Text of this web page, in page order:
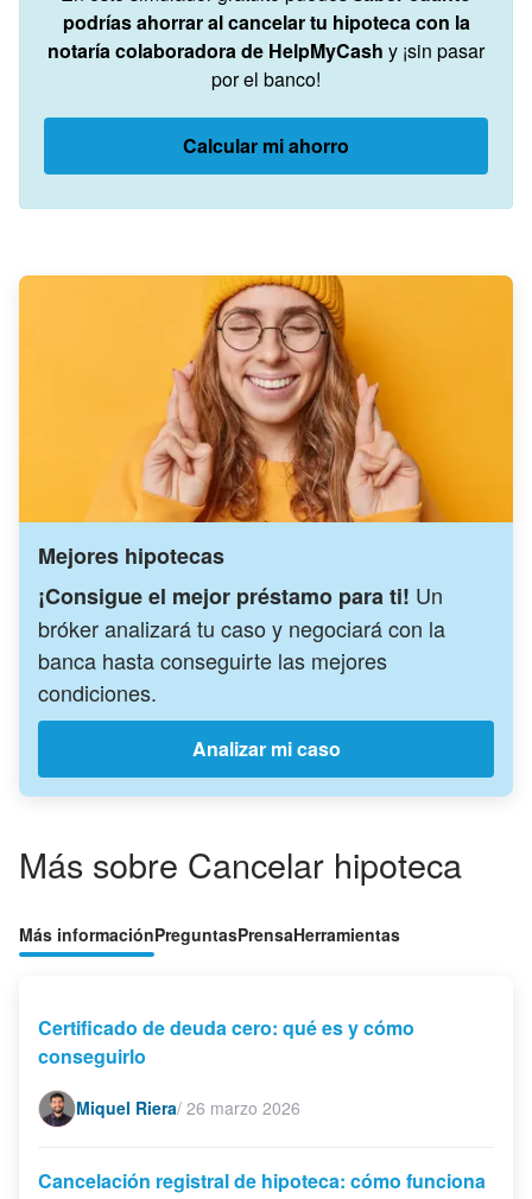
podrías ahorrar al cancelar tu hipoteca con la
notaría colaboradora de HelpMyCash y ¡sin pasar
por el banco!
Calcular mi ahorro
Mejores hipotecas
¡Consigue el mejor préstamo para ti! Un
bróker analizará tu caso y negociará con la
banca hasta conseguirte las mejores
condiciones.
Analizar mi caso
Más sobre Cancelar hipoteca
Más informaciónPreguntasPrensaHerramientas
Certificado de deuda cero: qué es y cómo
conseguirlo
Miquel Riera/ 26 marzo 2026
Cancelación registral de hipoteca: cómo funciona